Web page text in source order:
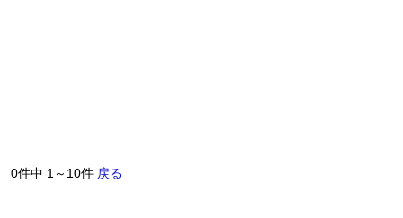
0件中 1～10件 戻る